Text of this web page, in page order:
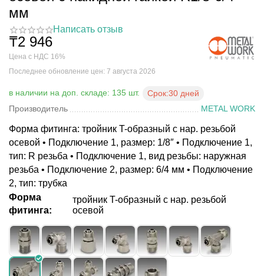
мм
Написать отзыв
₸2 946
Цена с НДС 16%
Последнее обновление цен: 7 августа 2026
в наличии на доп. складе: 135 шт. Срок:30 дней
Производитель
METAL WORK
Форма фитинга: тройник T-образный с нар. резьбой
осевой • Подключение 1, размер: 1/8″ • Подключение 1,
тип: R резьба • Подключение 1, вид резьбы: наружная
резьба • Подключение 2, размер: 6/4 мм • Подключение
2, тип: трубка
Форма
фитинга:
тройник T-образный с нар. резьбой
осевой